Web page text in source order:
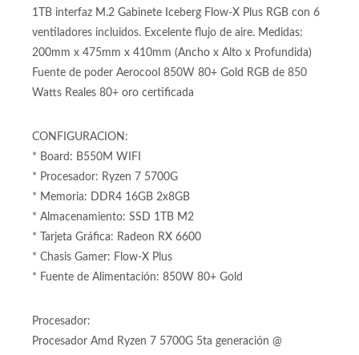
1TB interfaz M.2 Gabinete Iceberg Flow-X Plus RGB con 6
ventiladores incluidos. Excelente flujo de aire. Medidas:
200mm x 475mm x 410mm (Ancho x Alto x Profundida)
Fuente de poder Aerocool 850W 80+ Gold RGB de 850
Watts Reales 80+ oro certificada
CONFIGURACION:
* Board: B550M WIFI
* Procesador: Ryzen 7 5700G
* Memoria: DDR4 16GB 2x8GB
* Almacenamiento: SSD 1TB M2
* Tarjeta Gráfica: Radeon RX 6600
* Chasis Gamer: Flow-X Plus
* Fuente de Alimentación: 850W 80+ Gold
Procesador:
Procesador Amd Ryzen 7 5700G 5ta generación @